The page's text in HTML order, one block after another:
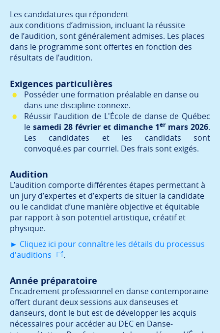
Les candidatures qui répondent
aux conditions d’admission, incluant la réussite
de l’audition, sont généralement admises. Les places
dans le programme sont offertes en fonction des
résultats de l’audition.
Exigences particulières
Posséder une formation préalable en danse ou
dans une discipline connexe.
Réussir l'audition de L'École de danse de Québec
le samedi 28 février et dimanche 1ermars 2026.
Les candidates et les candidats sont
convoqué.es par courriel. Des frais sont exigés.
Audition
L’audition comporte différentes étapes permettant à
un jury d’expertes et d’experts de situer la candidate
ou le candidat d’une manière objective et équitable
par rapport à son potentiel artistique, créatif et
physique.
► Cliquez ici pour connaître les détails du processus
d'auditions
.
Année préparatoire
Encadrement professionnel en danse contemporaine
offert durant deux sessions aux danseuses et
danseurs, dont le but est de développer les acquis
nécessaires pour accéder au DEC en Danse-